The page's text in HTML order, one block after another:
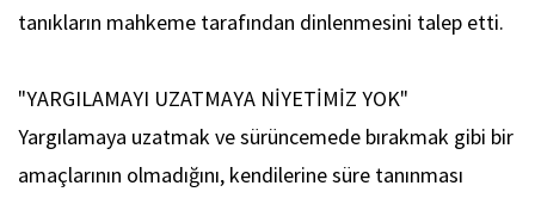
tanıkların mahkeme tarafından dinlenmesini talep etti.
"YARGILAMAYI UZATMAYA NİYETİMİZ YOK"
Yargılamaya uzatmak ve sürüncemede bırakmak gibi bir
amaçlarının olmadığını, kendilerine süre tanınması